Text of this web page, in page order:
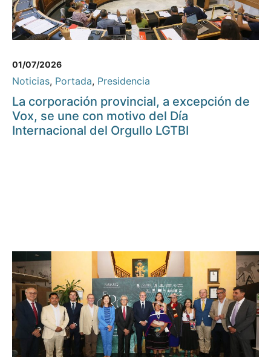
01/07/2026
Noticias, Portada, Presidencia
La corporación provincial, a excepción de
Vox, se une con motivo del Día
Internacional del Orgullo LGTBI